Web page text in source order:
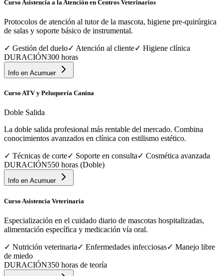
Curso Asistencia a la Atención en Centros Veterinarios
Protocolos de atención al tutor de la mascota, higiene pre-quirúrgica
de salas y soporte básico de instrumental.
✓ Gestión del duelo✓ Atención al cliente✓ Higiene clínica
DURACIÓN300 horas
Info en Acumuer
Curso ATV y Peluquería Canina
Doble Salida
La doble salida profesional más rentable del mercado. Combina
conocimientos avanzados en clínica con estilismo estético.
✓ Técnicas de corte✓ Soporte en consulta✓ Cosmética avanzada
DURACIÓN550 horas (Doble)
Info en Acumuer
Curso Asistencia Veterinaria
Especialización en el cuidado diario de mascotas hospitalizadas,
alimentación específica y medicación vía oral.
✓ Nutrición veterinaria✓ Enfermedades infecciosas✓ Manejo libre
de miedo
DURACIÓN350 horas de teoría